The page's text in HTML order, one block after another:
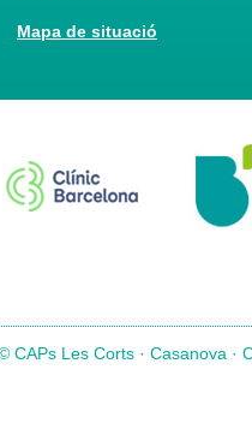
Mapa de situació
CAPs Les Corts · Casanova ·